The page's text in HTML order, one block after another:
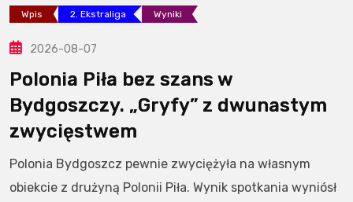
Wpis 2. Ekstraliga Wyniki
2026-08-07
Polonia Piła bez szans w
Bydgoszczy. „Gryfy” z dwunastym
zwycięstwem
Polonia Bydgoszcz pewnie zwyciężyła na własnym
obiekcie z drużyną Polonii Piła. Wynik spotkania wyniósł